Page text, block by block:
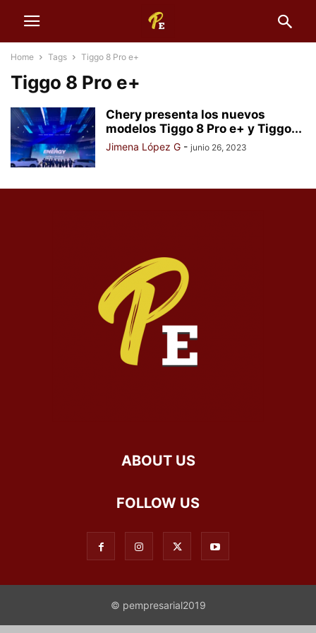
Home Tags Tiggo 8 Pro e+
Tiggo 8 Pro e+
Chery presenta los nuevos
modelos Tiggo 8 Pro e+ y Tiggo...
Jimena López G - junio 26, 2023
ABOUT US
FOLLOW US
© pempresarial2019